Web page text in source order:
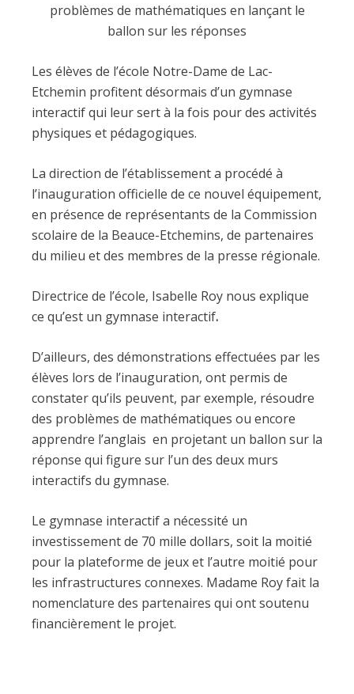
problèmes de mathématiques en lançant le
ballon sur les réponses
Les élèves de l’école Notre-Dame de Lac-
Etchemin profitent désormais d’un gymnase
interactif qui leur sert à la fois pour des activités
physiques et pédagogiques.
La direction de l’établissement a procédé à
l’inauguration officielle de ce nouvel équipement,
en présence de représentants de la Commission
scolaire de la Beauce-Etchemins, de partenaires
du milieu et des membres de la presse régionale.
Directrice de l’école, Isabelle Roy nous explique
ce qu’est un gymnase interactif.
D’ailleurs, des démonstrations effectuées par les
élèves lors de l’inauguration, ont permis de
constater qu’ils peuvent, par exemple, résoudre
des problèmes de mathématiques ou encore
apprendre l’anglais en projetant un ballon sur la
réponse qui figure sur l’un des deux murs
interactifs du gymnase.
Le gymnase interactif a nécessité un
investissement de 70 mille dollars, soit la moitié
pour la plateforme de jeux et l’autre moitié pour
les infrastructures connexes. Madame Roy fait la
nomenclature des partenaires qui ont soutenu
financièrement le projet.